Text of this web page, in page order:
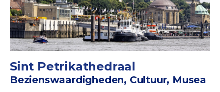
Sint Petrikathedraal
Bezienswaardigheden, Cultuur, Musea